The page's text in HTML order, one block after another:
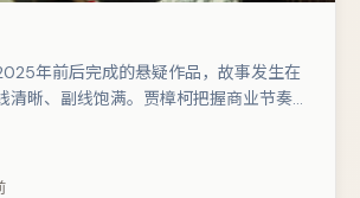
年前后完成的悬疑作品，故事发生在
清晰、副线饱满。贾樟柯把握商业节奏的
宇、孔刘等，角色动机前后呼应，适合喜
观众。若你偏爱强类型与清晰主线，这部